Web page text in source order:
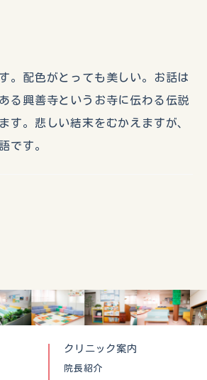
。配色がとっても美しい。お話は
る興善寺というお寺に伝わる伝説
す。悲しい結末をむかえますが、
です。
クリニック案内
院長紹介